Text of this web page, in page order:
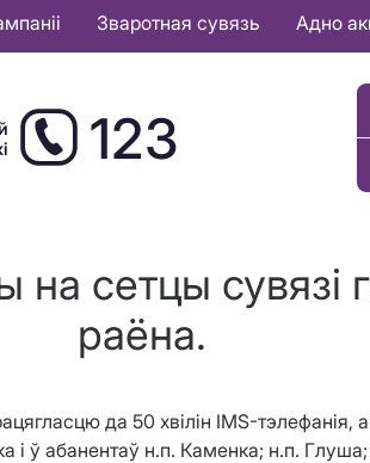
Зваротная сувязь Адно
123
сетцы сувязі
раёна.
да 50 хвілін IMS-
ў абанентаў н.п. Каменка; н.п.